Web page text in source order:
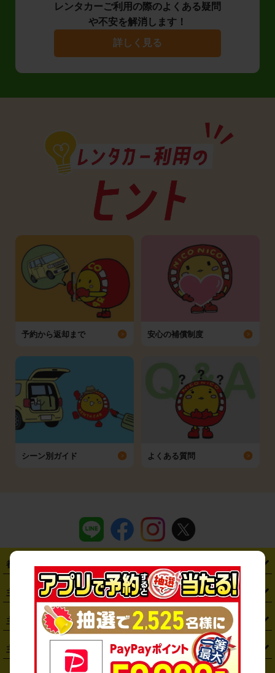
レンタカーご利用の際のよくある疑問
や不安を解消します！
詳しく見る
予約から返却まで 安心の補償制度
シーン別ガイド よくある質問
都道府県から探す
・ 北海道 ・青森県 ・岩手県 ・宮城県 ・秋田県 ・山形県
・東京都 ・神奈川県 ・埼玉県 ・千葉県 ・茨城県
・ 栃木県 ・群馬県 ・山梨県 ・愛知県 ・静岡県 ・岐阜県
・ 新潟県 富山県 ・石川県 ・福井県 ・大阪府
京都府 滋賀県 ・和歌山県 ・ 奈良県 ・三重県
主要駅から探す
・ 札幌駅 ・仙台駅 ・新宿駅 ・池袋駅 ・渋谷駅 ・東京駅
・川崎駅 ・大宮駅 ・西船橋駅 ・柏駅 ・名古屋駅
・ 難波駅 三宮駅 ・京都駅 ・ 広島駅 ・博多駅
主要空港から探す
・ 新千歳空港 仙台空港
・羽田空港
主要都市から探す